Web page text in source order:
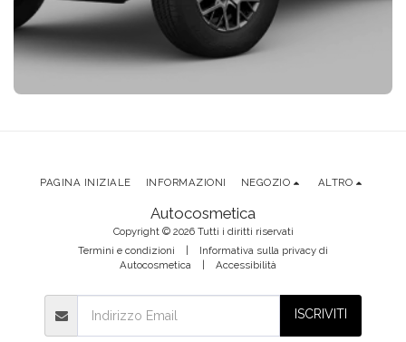
Autocosmetica
Copyright © 2026 Tutti i diritti riservati
Termini e condizioni | Informativa sulla privacy di
Autocosmetica | Accessibilità
PAGINA INIZIALE INFORMAZIONI NEGOZIO ALTRO
ISCRIVITI